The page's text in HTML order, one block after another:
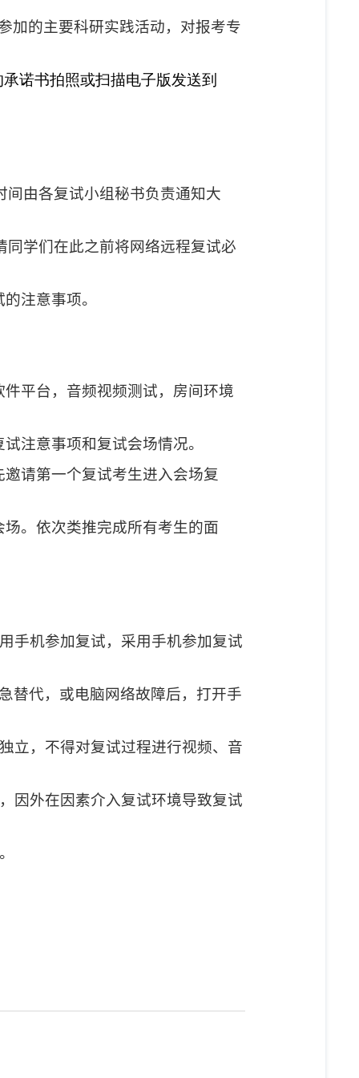
加的主要科研实践活动，对报考专
诺书拍照或扫描电子版发送到
由各复试小组秘书负责通知大
学们在此之前将网络远程复试必
注意事项。
平台，音频视频测试，房间环境
注意事项和复试会场情况。
请第一个复试考生进入会场复
。依次类推完成所有考生的面
手机参加复试，采用手机参加复试
替代，或电脑网络故障后，打开手
立，不得对复试过程进行视频、音
因外在因素介入复试环境导致复试